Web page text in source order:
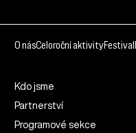
O násCeloroční aktivityFestival
Kdo jsme
Partnerství
Programové sekce